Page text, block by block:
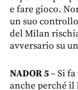
e fare gioco.
un suo
del Milan
avversario su
NADOR 5– Si
anche perché